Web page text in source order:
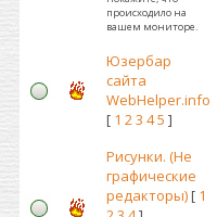
происходило на
вашем мониторе.
Юзербар
сайта
WebHelper.info
[ 1 23 45 ]
Рисунки. (Не
графические
редакторы)[ 1